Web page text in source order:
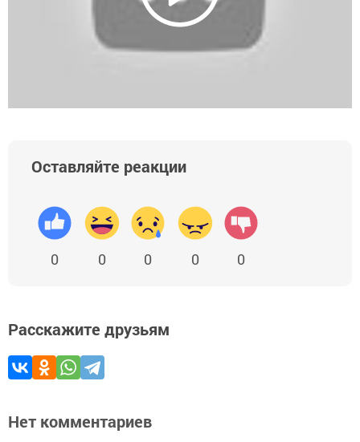
Оставляйте реакции
0 0 0 0 0
Расскажите друзьям
Нет комментариев